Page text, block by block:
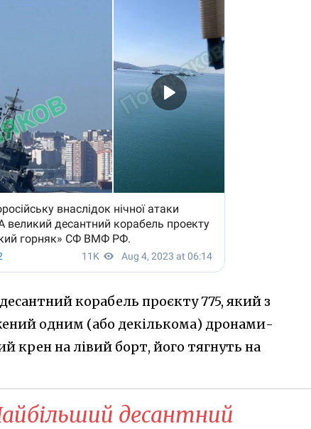
корабель проєкту 775, який з
одним (або декількома) дронами-
крен на лівий борт, його тягнуть на
десантний